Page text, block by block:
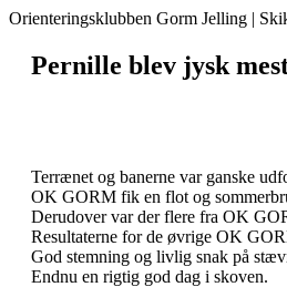
Orienteringsklubben Gorm Jelling |
Pernille blev jysk
Terrænet og banerne var ganske
OK GORM fik en flot og
Derudover var der flere fra OK
Resultaterne for de øvrige OK
God stemning og livlig snak på
Endnu en rigtig god dag i skoven.